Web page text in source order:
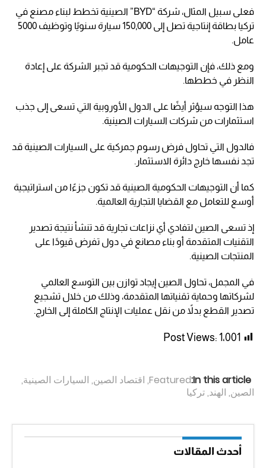
فعلى سبيل المثال، شركة “BYD” الصينية تخطط لبناء مصنع في
تركيا بطاقة إنتاجية تصل إلى 150,000 سيارة سنويًا وتوظيف 5000
عامل.
ومع ذلك، فإن التوجيهات الحكومية قد تجبر الشركة على إعادة
النظر في خططها.
هذا التوجه سيؤثر أيضًا على الدول الأوروبية التي تسعى إلى جذب
استثمارات من شركات السيارات الصينية.
فالدول التي تحاول فرض رسوم جمركية على السيارات الصينية قد
تجد نفسها خارج دائرة الاستثمار.
كما أن التوجيهات الحكومية الصينية قد تكون جزءًا من استراتيجية
أوسع للتعامل مع القضايا التجارية العالمية.
إذ تسعى الصين لتفادي أي نزاعات تجارية قد تنشأ نتيجة تصدير
التقنيات المتقدمة أو بناء مصانع في دول تفرض قيودًا على
المنتجات الصينية.
في المجمل، تحاول الصين إيجاد توازن بين التوسع العالمي
لشركاتها وحماية تقنياتها المتقدمة، وذلك من خلال تشجيع
تصدير القطع بدلاً من نقل عمليات الإنتاج الكاملة إلى الخارج.
Post Views: 1٬001
In this article:
Featured
, اقتصاد الصين, السيارات الصينية,
الصين, الهند,تركيا
أحدث المقالات